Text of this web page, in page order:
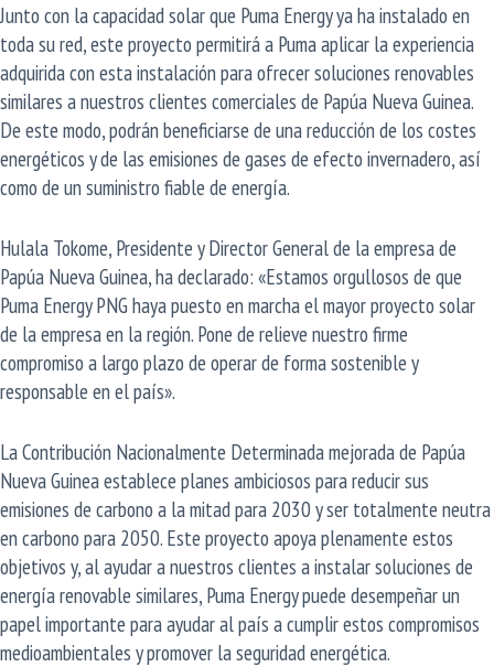
Junto con la capacidad solar que Puma Energy ya ha instalado en
toda su red, este proyecto permitirá a Puma aplicar la experiencia
adquirida con esta instalación para ofrecer soluciones renovables
similares a nuestros clientes comerciales de Papúa Nueva Guinea.
De este modo, podrán beneficiarse de una reducción de los costes
energéticos y de las emisiones de gases de efecto invernadero, así
como de un suministro fiable de energía.
Hulala Tokome, Presidente y Director General de la empresa de
Papúa Nueva Guinea, ha declarado: «Estamos orgullosos de que
Puma Energy PNG haya puesto en marcha el mayor proyecto solar
de la empresa en la región. Pone de relieve nuestro firme
compromiso a largo plazo de operar de forma sostenible y
responsable en el país».
La Contribución Nacionalmente Determinada mejorada de Papúa
Nueva Guinea establece planes ambiciosos para reducir sus
emisiones de carbono a la mitad para 2030 y ser totalmente neutra
en carbono para 2050. Este proyecto apoya plenamente estos
objetivos y, al ayudar a nuestros clientes a instalar soluciones de
energía renovable similares, Puma Energy puede desempeñar un
papel importante para ayudar al país a cumplir estos compromisos
medioambientales y promover la seguridad energética.